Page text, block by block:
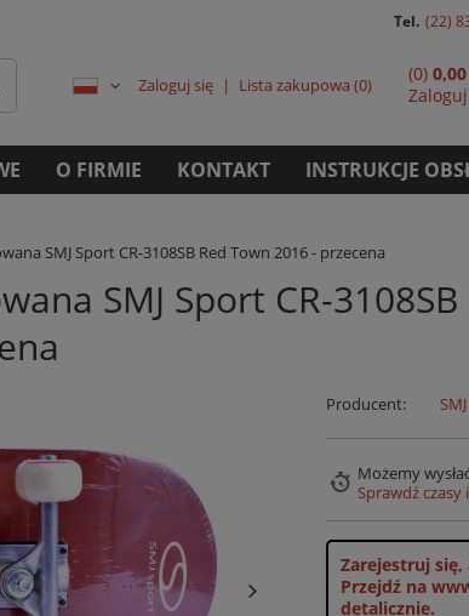
Tel. (22)
Zaloguj się Lista zakupowa 0 (0) 0,00
O FIRMIE KONTAKT INSTRUKCJE
SMJ Sport CR-3108SB Red Town 2016 - przecena
SMJ Sport CR-3108SB
Producent:
Możemy
Sprawdź czasy
Zarejestruj
Przejdź na
detalicznie.